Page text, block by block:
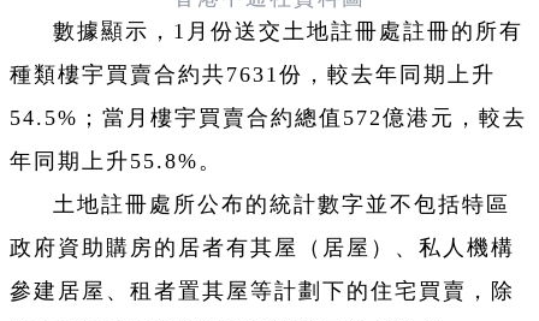
數據顯示，1月份送交土地註冊處註冊的所有
種類樓宇買賣合約共7631份，較去年同期上升
54.5%；當月樓宇買賣合約總值572億港元，較去
年同期上升55.8%。
土地註冊處所公布的統計數字並不包括特區
政府資助購房的居者有其屋（居屋）、私人機構
參建居屋、租者置其屋等計劃下的住宅買賣，除